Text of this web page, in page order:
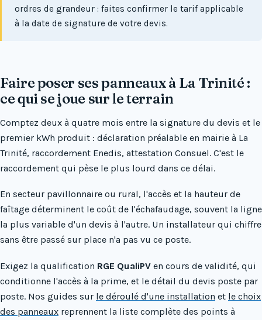
ordres de grandeur : faites confirmer le tarif applicable
à la date de signature de votre devis.
Faire poser ses panneaux à La Trinité :
ce qui se joue sur le terrain
Comptez deux à quatre mois entre la signature du devis et le
premier kWh produit : déclaration préalable en mairie à La
Trinité, raccordement Enedis, attestation Consuel. C'est le
raccordement qui pèse le plus lourd dans ce délai.
En secteur pavillonnaire ou rural, l'accès et la hauteur de
faîtage déterminent le coût de l'échafaudage, souvent la ligne
la plus variable d'un devis à l'autre. Un installateur qui chiffre
sans être passé sur place n'a pas vu ce poste.
Exigez la qualification RGE QualiPV en cours de validité, qui
conditionne l'accès à la prime, et le détail du devis poste par
poste. Nos guides sur le déroulé d'une installation et le choix
des panneaux reprennent la liste complète des points à